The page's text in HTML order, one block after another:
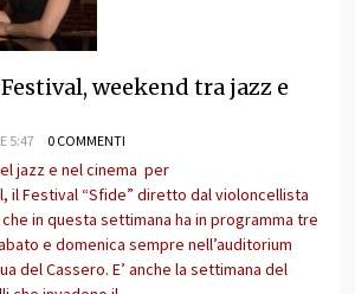
weekend tra jazz e
5:47 0 COMMENTI
jazz e nel cinema per
il Festival “Sfide” diretto dal violoncellista
che in questa settimana ha in programma tre
e domenica sempre nell’auditorium
del Cassero. E’ anche la settimana del